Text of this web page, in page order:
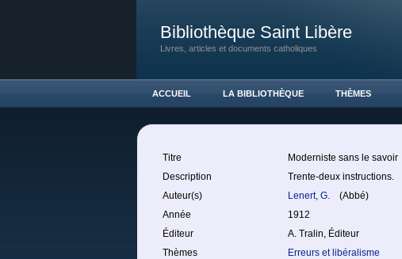
Bibliothèque Saint Libère
Livres, articles et documents catholiques
ACCUEIL LA BIBLIOTHÈQUE THÈMES
Titre
Moderniste sans le savoir
Description
Trente-deux instructions.
Auteur(s)
Lenert, G.
(Abbé)
Année
1912
Éditeur
A. Tralin, Éditeur
Thèmes
Erreurs et libéralisme